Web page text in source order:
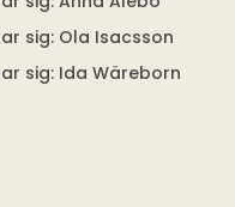
sig: Ola Isacsson
sig: Ida Wäreborn